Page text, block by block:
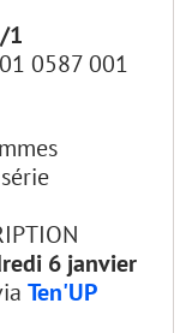
1
0587 001
6 janvier
Ten'UP